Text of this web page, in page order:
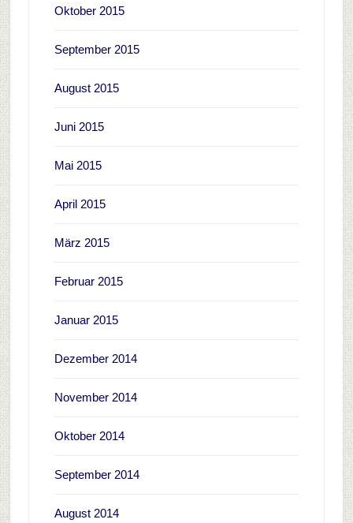
Oktober 2015
September 2015
August 2015
Juni 2015
Mai 2015
April 2015
März 2015
Februar 2015
Januar 2015
Dezember 2014
November 2014
Oktober 2014
September 2014
August 2014